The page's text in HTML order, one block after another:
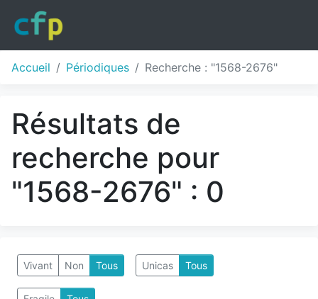
Accueil Périodiques Recherche : "1568-2676"
Résultats de
recherche pour
"1568-2676" : 0
Vivant Non Tous Unicas Tous